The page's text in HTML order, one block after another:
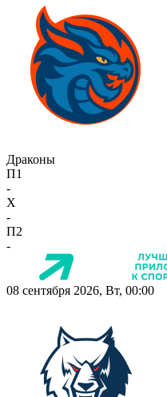
Драконы
П1
-
X
-
П2
-
08 сентября 2026, Вт, 00:00